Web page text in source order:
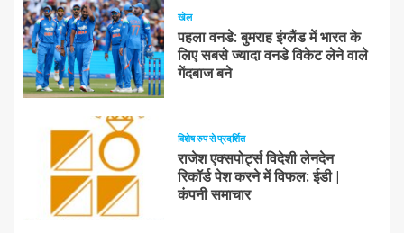
खेल
पहला वनडे: बुमराह इंग्लैंड में भारत के
लिए सबसे ज्यादा वनडे विकेट लेने वाले
गेंदबाज बने
विशेष रुप से प्रदर्शित
राजेश एक्सपोर्ट्स विदेशी लेनदेन
रिकॉर्ड पेश करने में विफल: ईडी |
कंपनी समाचार